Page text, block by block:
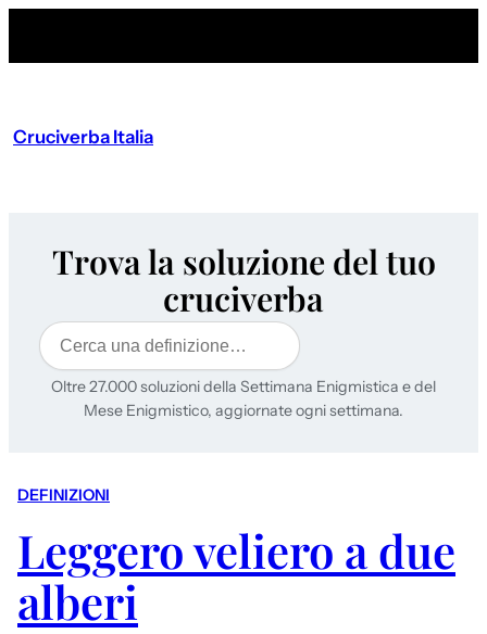
Cruciverba Italia
Trova la soluzione del tuo
cruciverba
Cerca
Oltre 27.000 soluzioni della Settimana Enigmistica e del
Mese Enigmistico, aggiornate ogni settimana.
DEFINIZIONI
Leggero veliero a due
alberi